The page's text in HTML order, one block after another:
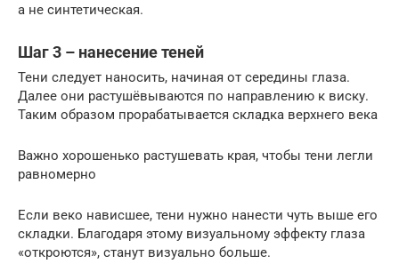
а не синтетическая.
Шаг 3 – нанесение теней
Тени следует наносить, начиная от середины глаза.
Далее они растушёвываются по направлению к виску.
Таким образом прорабатывается складка верхнего века
Важно хорошенько растушевать края, чтобы тени легли
равномерно
Если веко нависшее, тени нужно нанести чуть выше его
складки. Благодаря этому визуальному эффекту глаза
«откроются», станут визуально больше.